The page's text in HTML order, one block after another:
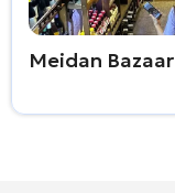
Meidan Bazaar